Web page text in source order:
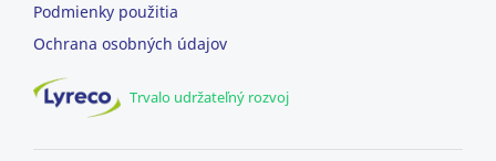
Podmienky použitia
Ochrana osobných údajov
Trvalo udržateľný rozvoj